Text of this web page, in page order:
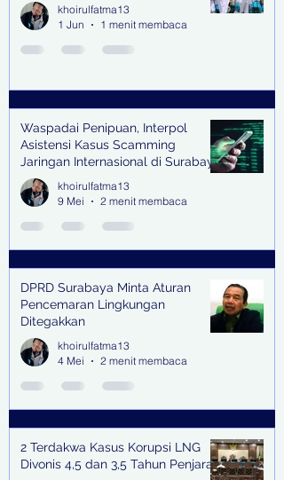
khoirulfatma13
1 Jun
1 menit membaca
Waspadai Penipuan, Interpol
Asistensi Kasus Scamming
Jaringan Internasional di Surabaya
khoirulfatma13
9 Mei
2 menit membaca
DPRD Surabaya Minta Aturan
Pencemaran Lingkungan
Ditegakkan
khoirulfatma13
4 Mei
2 menit membaca
2 Terdakwa Kasus Korupsi LNG
Divonis 4,5 dan 3,5 Tahun Penjara